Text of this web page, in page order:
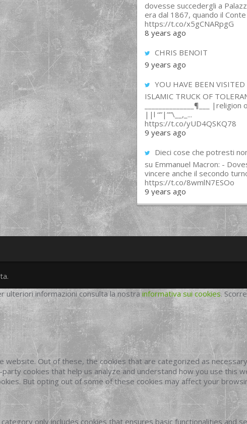
dovesse succedergli a
era dal 1867, quando il Conte
https://t.co/x5gCNARpgG
8 years ago
CHRIS BENOIT
9 years ago
YOU HAVE BEEN
ISLAMIC TRUCK OF
______________¶___
||l “”|””\__,_...
https://t.co/yUD4QSKQ78
9 years ago
Dieci cose che potresti
su Emmanuel Macron: -
vincere anche il secondo
https://t.co/8wmlN7ESOo
9 years ago
ulteriori informazioni consulta la nostra informativa sui cookies.
Out of these, the cookies that are categorized as
cookies that help us analyze and understand how you use this
But opting out of some of these cookies may affect your
only includes cookies that ensures basic functionalities and